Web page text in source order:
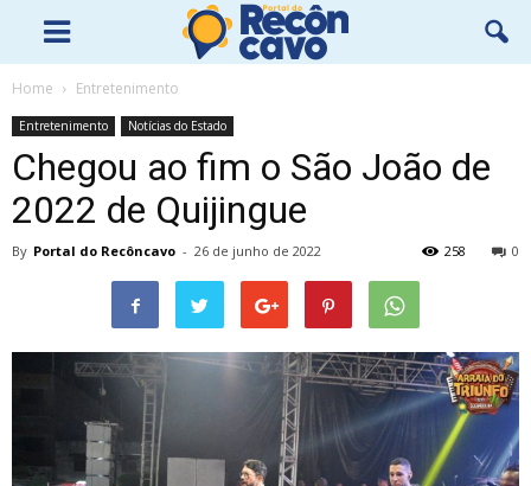
Home Entretenimento
Entretenimento Notícias do Estado
Chegou ao fim o São João de
2022 de Quijingue
By Portal do Recôncavo - 26 de junho de 2022 0
258